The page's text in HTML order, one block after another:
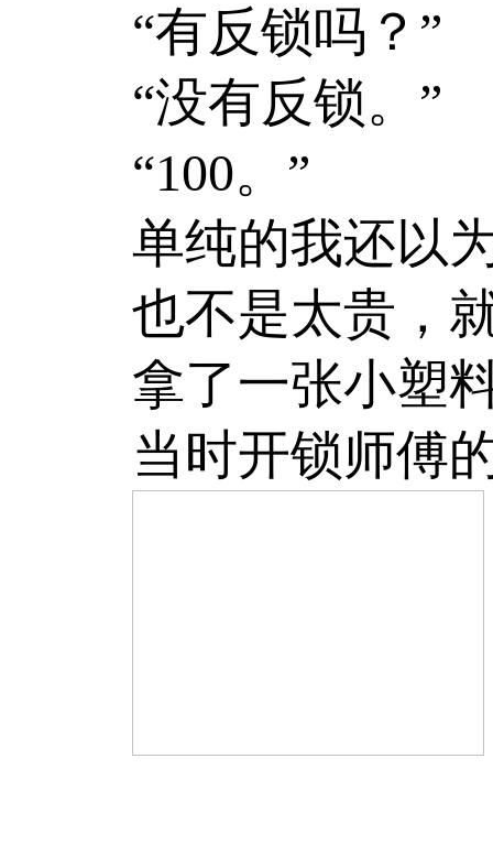
“有反锁吗？”
“没有反锁。”
“100。”
单纯的我还以
也不是太贵，
拿了一张小塑
当时开锁师傅